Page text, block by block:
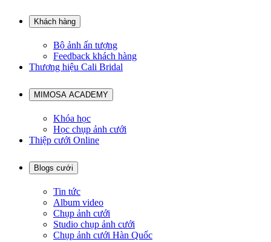
Khách hàng
Bộ ảnh ấn tượng
Feedback khách hàng
Thương hiệu Cali Bridal
MIMOSA ACADEMY
Khóa học
Học chụp ảnh cưới
Thiệp cưới Online
Blogs cưới
Tin tức
Album video
Chụp ảnh cưới
Studio chụp ảnh cưới
Chụp ảnh cưới Hàn Quốc